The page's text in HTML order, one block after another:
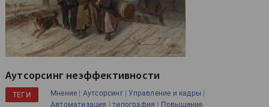
Аутсорсинг неэффективности
ТЕГИ Мнение | Аутсорсинг|Управление и кадры |
Автоматизация |типография | Повышение